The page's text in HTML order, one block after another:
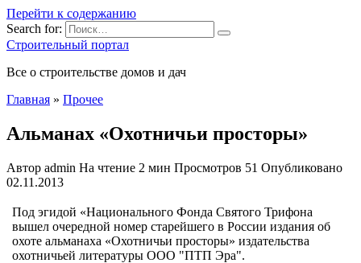
Перейти к содержанию
Search for:
Строительный портал
Все о строительстве домов и дач
Главная » Прочее
Альманах «Охотничьи просторы»
Автор admin На чтение 2 мин Просмотров 51 Опубликовано
02.11.2013
Под эгидой «Национального Фонда Святого Трифона
вышел очередной номер старейшего в России издания об
охоте альманаха «Охотничьи просторы» издательства
охотничьей литературы ООО "ПТП Эра".